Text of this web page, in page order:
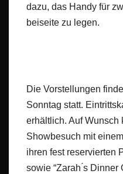
dazu, das Handy für
beiseite zu legen.
Die Vorstellungen
Sonntag statt.
erhältlich. Auf Wunsch
Showbesuch mit
ihren fest reservierten
sowie “Zarah ́s Dinner